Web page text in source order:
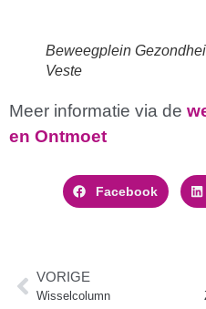
Beweegplein
Veste
Meer informatie via de
en Ontmoet
Facebook
VORIGE
Wisselcolumn